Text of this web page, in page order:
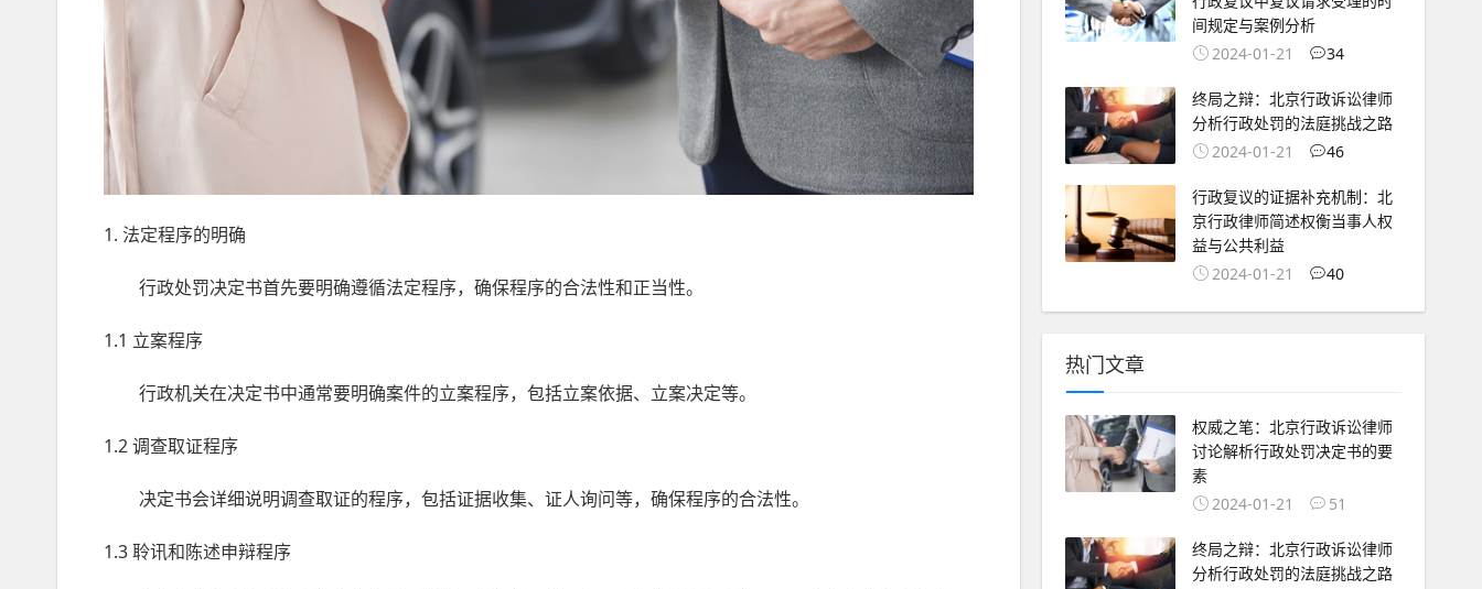
1. 法定程序的明确
行政处罚决定书首先要明确遵循法定程序，确保程序的合法性和正当性。
1.1 立案程序
行政机关在决定书中通常要明确案件的立案程序，包括立案依据、立案决定等。
1.2 调查取证程序
决定书会详细说明调查取证的程序，包括证据收集、证人询问等，确保程序的合法性。
1.3 聆讯和陈述申辩程序
间规定与案例分析
2024-01-21
34
终局之辩：北京行政诉讼律师
分析行政处罚的法庭挑战之路
2024-01-21
46
行政复议的证据补充机制：北
京行政律师简述权衡当事人权
益与公共利益
2024-01-21
40
热门文章
权威之笔：北京行政诉讼律师
讨论解析行政处罚决定书的要
素
2024-01-21
51
终局之辩：北京行政诉讼律师
分析行政处罚的法庭挑战之路